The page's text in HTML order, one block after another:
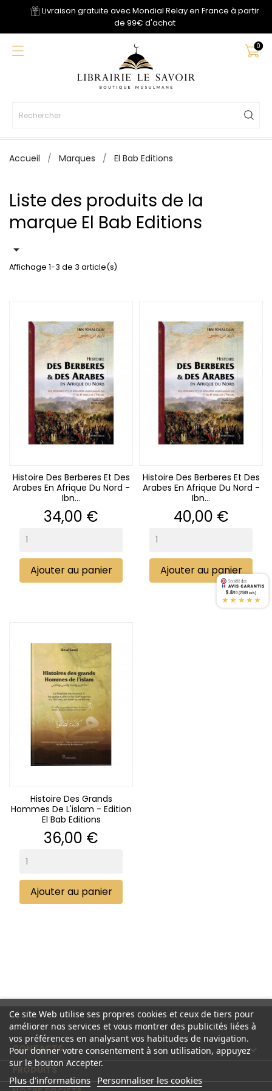
Livraison gratuite avec Mondial Relay en France à partir
de 99€ d'achat
0
Accueil Marques El Bab Editions
Liste des produits de la
marque El Bab Editions

Affichage 1-3 de 3 article(s)
Histoire Des Berberes Et Des
Arabes En Afrique Du Nord -
Ibn...
Prix
34,00 €
Ajouter au panier
Histoire Des Berberes Et Des
Arabes En Afrique Du Nord -
Ibn...
Prix
40,00 €
Ajouter au panier
Histoire Des Grands
Hommes De L'islam - Edition
El Bab Editions
Prix
36,00 €
Ajouter au panier
CONTACTS 
PRODUITS
Ce site Web utilise ses propres cookies et ceux de tiers pour
améliorer nos services et vous montrer des publicités liées à
vos préférences en analysant vos habitudes de navigation.
Pour donner votre consentement à son utilisation, appuyez
sur le bouton Accepter.
Plus d'informations Personnaliser les cookies
9.8/10 (2569 avis)
★★★★★